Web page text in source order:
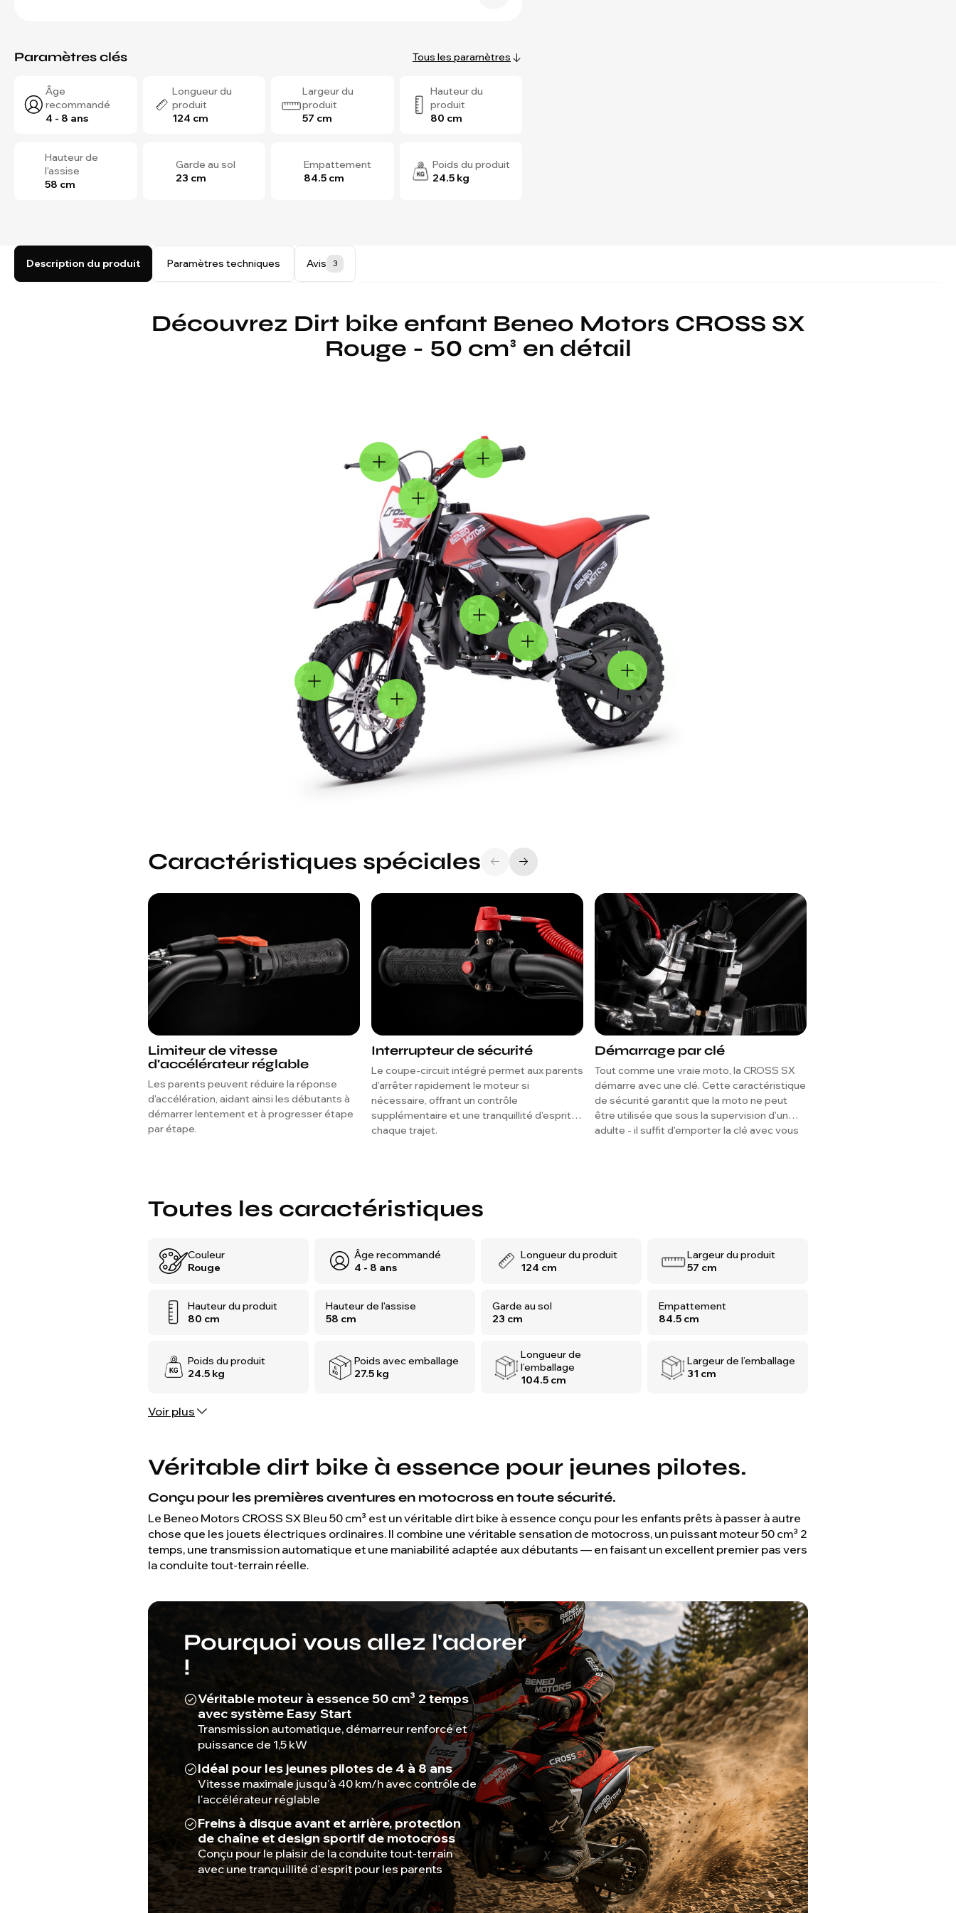
Paramètres clés Tous les paramètres
Âge
recommandé
4 - 8 ans
Longueur du
produit
124 cm
Largeur du
produit
57 cm
Hauteur du
produit
80 cm
Hauteur de
l'assise
58 cm
Garde au sol
23 cm
Empattement
84.5 cm
Poids du produit
24.5 kg
Description du produit Paramètres techniques Avis 3
Découvrez Dirt bike enfant Beneo Motors CROSS SX
Rouge - 50 cm³ en détail
Caractéristiques spéciales
Limiteur de vitesse
d'accélérateur réglable
Les parents peuvent réduire la réponse
d'accélération, aidant ainsi les débutants à
démarrer lentement et à progresser étape
par étape.
Interrupteur de sécurité
Le coupe-circuit intégré permet aux parents
d'arrêter rapidement le moteur si
nécessaire, offrant un contrôle
supplémentaire et une tranquillité d'esprit à
chaque trajet.
Démarrage par clé
Tout comme une vraie moto, la CROSS SX
démarre avec une clé. Cette caractéristique
de sécurité garantit que la moto ne peut
être utilisée que sous la supervision d'un
adulte - il suffit d'emporter la clé avec vous
Toutes les caractéristiques
Couleur
Rouge
Âge recommandé
4 - 8 ans
Longueur du produit
124 cm
Largeur du produit
57 cm
Hauteur du produit
80 cm
Hauteur de l'assise
58 cm
Garde au sol
23 cm
Empattement
84.5 cm
Poids du produit
24.5 kg
Poids avec emballage
27.5 kg
Longueur de
l’emballage
104.5 cm
Largeur de l’emballage
31 cm
Voir plus
Véritable dirt bike à essence pour jeunes pilotes.
Conçu pour les premières aventures en motocross en toute sécurité.
Le Beneo Motors CROSS SX Bleu 50 cm³ est un véritable dirt bike à essence conçu pour les enfants prêts à passer à autre
chose que les jouets électriques ordinaires. Il combine une véritable sensation de motocross, un puissant moteur 50 cm³ 2
temps, une transmission automatique et une maniabilité adaptée aux débutants — en faisant un excellent premier pas vers
la conduite tout-terrain réelle.
Pourquoi vous allez l'adorer
!
Véritable moteur à essence 50 cm³ 2 temps
avec système Easy Start
Transmission automatique, démarreur renforcé et
puissance de 1,5 kW
Idéal pour les jeunes pilotes de 4 à 8 ans
Vitesse maximale jusqu'à 40 km/h avec contrôle de
l'accélérateur réglable
Freins à disque avant et arrière, protection
de chaîne et design sportif de motocross
Conçu pour le plaisir de la conduite tout-terrain
avec une tranquillité d'esprit pour les parents